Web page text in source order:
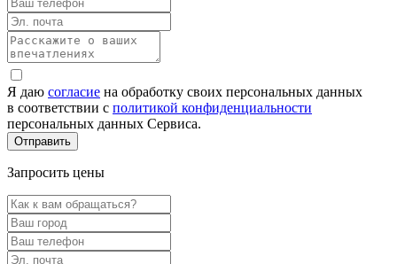
Я даю согласие на обработку своих персональных данных
в соответствии с политикой конфиденциальности
персональных данных Сервиса.
Запросить цены